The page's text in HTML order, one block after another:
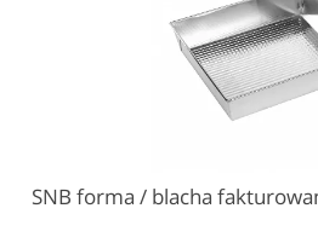
SNB forma / blacha